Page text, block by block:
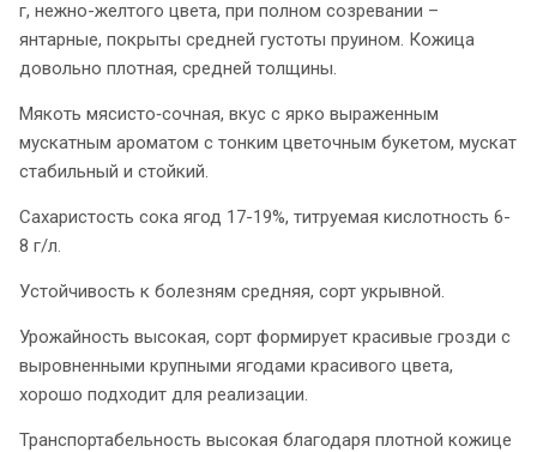
г, нежно-желтого цвета, при полном созревании –
янтарные, покрыты средней густоты пруином. Кожица
довольно плотная, средней толщины.
Мякоть мясисто‑сочная, вкус с ярко выраженным
мускатным ароматом с тонким цветочным букетом, мускат
стабильный и стойкий.
Сахаристость сока ягод 17-19%, титруемая кислотность 6-
8 г/л.
Устойчивость к болезням средняя, сорт укрывной.
Урожайность высокая, сорт формирует красивые грозди с
выровненными крупными ягодами красивого цвета,
хорошо подходит для реализации.
Транспортабельность высокая благодаря плотной кожице